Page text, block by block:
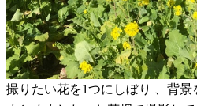
撮りたい花を1つにしぼり 、背